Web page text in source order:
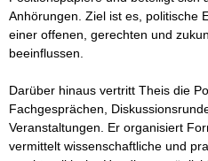
Anhörungen. Ziel ist es, politische
einer offenen, gerechten und
beeinflussen.
Darüber hinaus vertritt Theis die
Fachgesprächen,
Veranstaltungen. Er organisiert
vermittelt wissenschaftliche und